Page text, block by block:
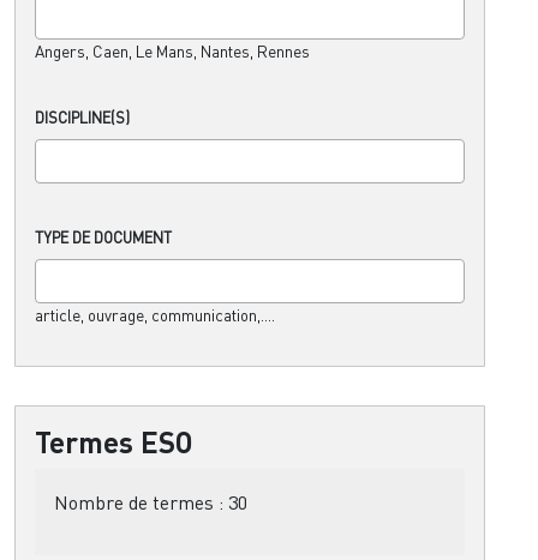
Angers, Caen, Le Mans, Nantes, Rennes
DISCIPLINE(S)
TYPE DE DOCUMENT
article, ouvrage, communication,....
Termes ESO
Nombre de termes : 30